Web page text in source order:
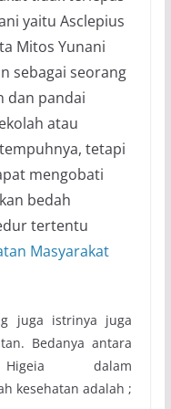
yaitu Asclepius
Mitos Yunani
sebagai seorang
dan pandai
atau
tetapi
mengobati
bedah
tertentu
Masyarakat
juga istrinya juga
Bedanya antara
dalam
kesehatan adalah ;